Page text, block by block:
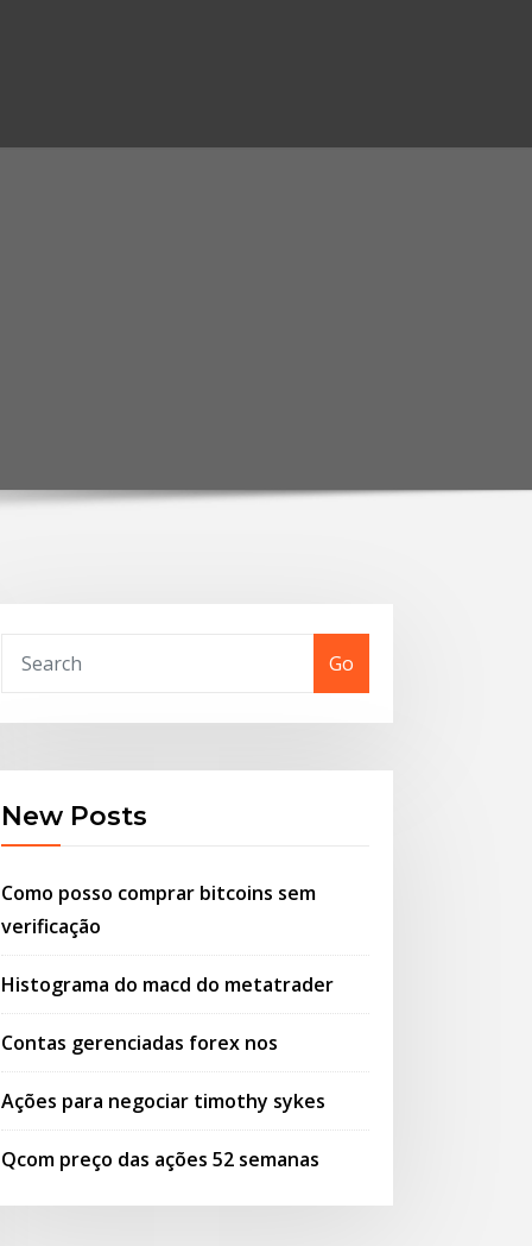
Go
New Posts
Como posso comprar bitcoins sem
verificação
Histograma do macd do metatrader
Contas gerenciadas forex nos
Ações para negociar timothy sykes
Qcom preço das ações 52 semanas